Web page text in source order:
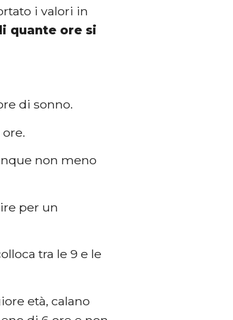
i valori in
quante ore si
di sonno.
non meno
per un
tra le 9 e le
età, calano